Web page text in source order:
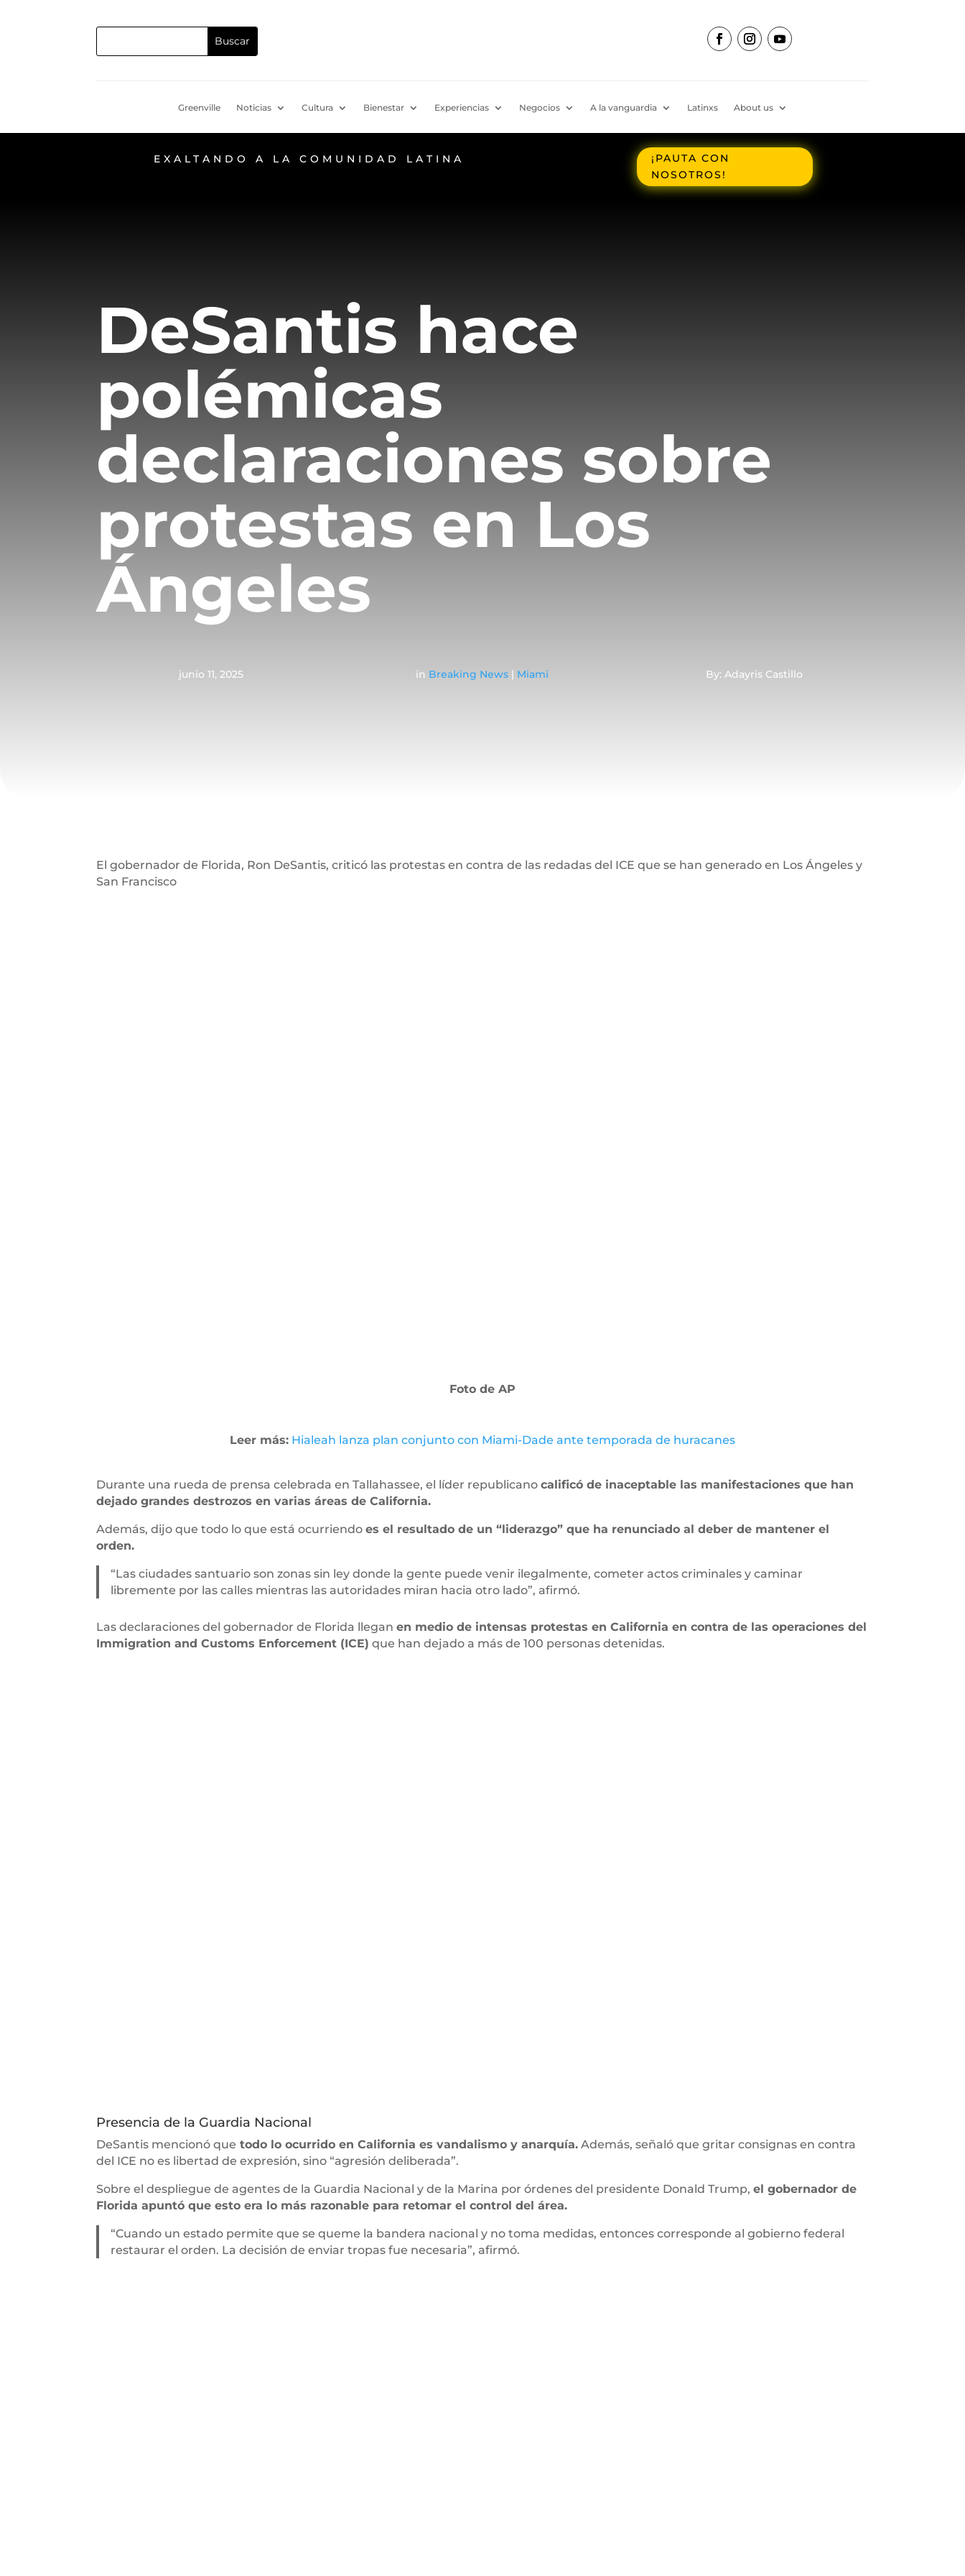
Greenville Noticias Cultura Bienestar Experiencias Negocios A la vanguardia Latinxs About us
EXALTANDO A LA COMUNIDAD LATINA
¡PAUTA CON
NOSOTROS!
DeSantis hace
polémicas
declaraciones sobre
protestas en Los
Ángeles
junio 11, 2025 in Breaking News | Miami By: Adayris Castillo
El gobernador de Florida, Ron DeSantis, criticó las protestas en contra de las redadas del ICE que se han generado en Los Ángeles y
San Francisco
Foto de AP
Leer más: Hialeah lanza plan conjunto con Miami-Dade ante temporada de huracanes
Durante una rueda de prensa celebrada en Tallahassee, el líder republicanocalificó de inaceptable las manifestaciones que han
dejado grandes destrozos en varias áreas de California.
Además, dijo que todo lo que está ocurriendoes el resultado de un “liderazgo” que ha renunciado al deber de mantener el
orden.
“Las ciudades santuario son zonas sin ley donde la gente puede venir ilegalmente, cometer actos criminales y caminar
libremente por las calles mientras las autoridades miran hacia otro lado”, afirmó.
Las declaraciones del gobernador de Florida lleganen medio de intensas protestas en California en contra de las operaciones del
Immigration and Customs Enforcement (ICE) que han dejado a más de 100 personas detenidas.
Presencia de la Guardia Nacional
DeSantis mencionó que todo lo ocurrido en California es vandalismo y anarquía. Además, señaló que gritar consignas en contra
del ICE no es libertad de expresión, sino “agresión deliberada”.
Sobre el despliegue de agentes de la Guardia Nacional y de la Marina por órdenes del presidente Donald Trump,el gobernador de
Florida apuntó que esto era lo más razonable para retomar el control del área.
“Cuando un estado permite que se queme la bandera nacional y no toma medidas, entonces corresponde al gobierno federal
restaurar el orden. La decisión de enviar tropas fue necesaria”, afirmó.